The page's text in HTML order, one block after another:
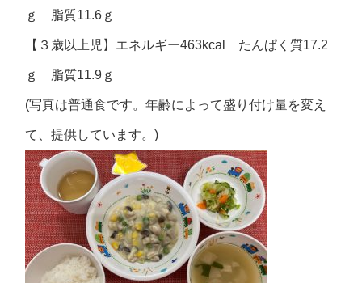
ｇ 脂質11.6ｇ
【３歳以上児】エネルギー463kcal たんぱく質17.2
ｇ 脂質11.9ｇ
(写真は普通食です。年齢によって盛り付け量を変え
て、提供しています。)